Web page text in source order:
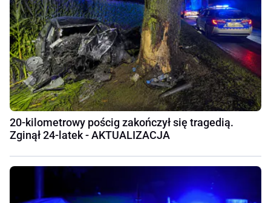
20-kilometrowy pościg zakończył się tragedią.
Zginął 24-latek - AKTUALIZACJA